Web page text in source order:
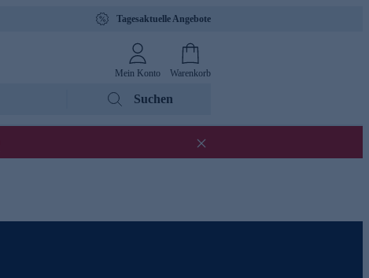
Tagesaktuelle Angebote
Mein Konto Warenkorb
Suchen